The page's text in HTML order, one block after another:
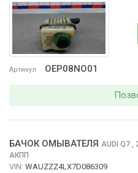
Артикул OEP08NO01
БАЧОК ОМЫВАТЕЛЯ AUDI Q7 ,
АКПП
VIN: WAUZZZ4LX7D086309